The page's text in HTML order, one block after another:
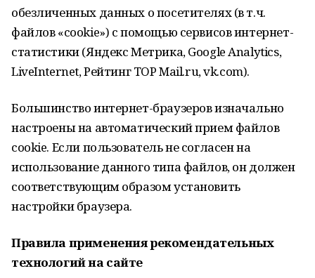
обезличенных данных о посетителях (в т.ч.
файлов «cookie») с помощью сервисов интернет-
статистики (Яндекс Метрика, Google Analytics,
LiveInternet, Рейтинг TOP Mail.ru, vk.com).
Большинство интернет-браузеров изначально
настроены на автоматический прием файлов
cookie. Если пользователь не согласен на
использование данного типа файлов, он должен
соответствующим образом установить
настройки браузера.
Правила применения рекомендательных
технологий на сайте